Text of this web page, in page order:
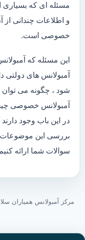
مسئله ای که بسیاری
و اطلاعات چندانی از
خصوصی است.
این مسئله که
آمبولانس های دولتی
شود ، چگونه می
آمبولانس خصوصی
در این باب وجود
بررسی این موضوعات
سوالات شما ارائه
مرکز آمبولانس همیاران